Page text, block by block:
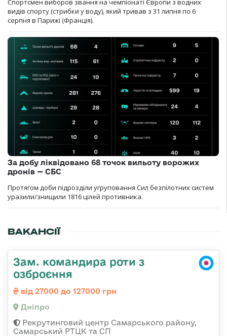
Спортсмен виборов звання на чемпіонаті Європи з водних
видів спорту (стрибки у воду), який тривав з 31 липня по 6
серпня в Парижі (Франція).
За добу ліквідовано 68 точок вильоту ворожих
дронів — СБС
Протягом доби підрозділи угруповання Сил безпілотних систем
уразили/знищили 1816 цілей противника.
ВАКАНСІЇ
Зам. командира роти з
озброєння
від 27000 до 127000 грн
Дніпро
Рекрутинговий центр Самарського району,
Самарський РТЦК та СП